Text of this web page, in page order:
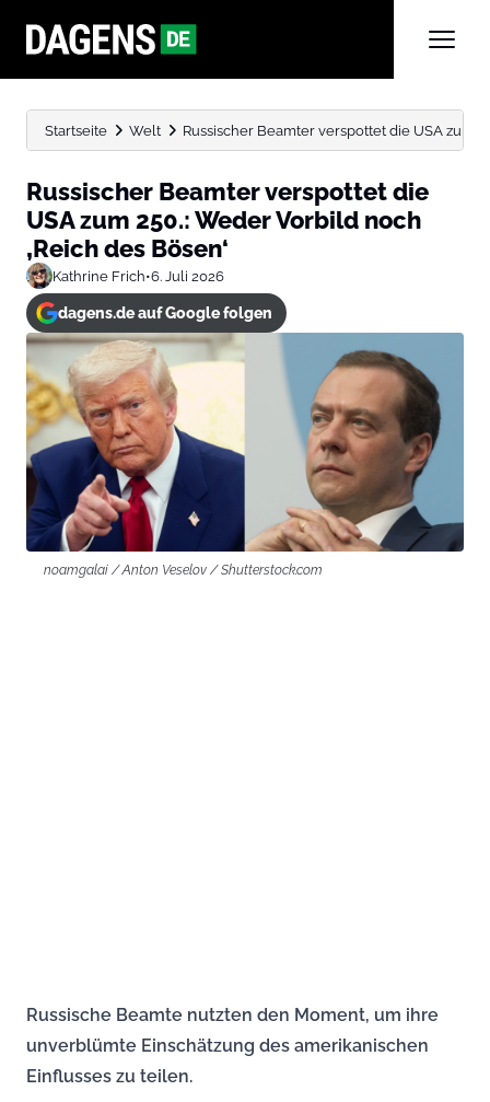
Startseite Welt Russischer Beamter verspottet die USA zum
Russischer Beamter verspottet die
USA zum 250.: Weder Vorbild noch
‚Reich des Bösen‘
Kathrine Frich•6. Juli 2026
dagens.de auf Google folgen
noamgalai / Anton Veselov / Shutterstock.com
Russische Beamte nutzten den Moment, um ihre
unverblümte Einschätzung des amerikanischen
Einflusses zu teilen.